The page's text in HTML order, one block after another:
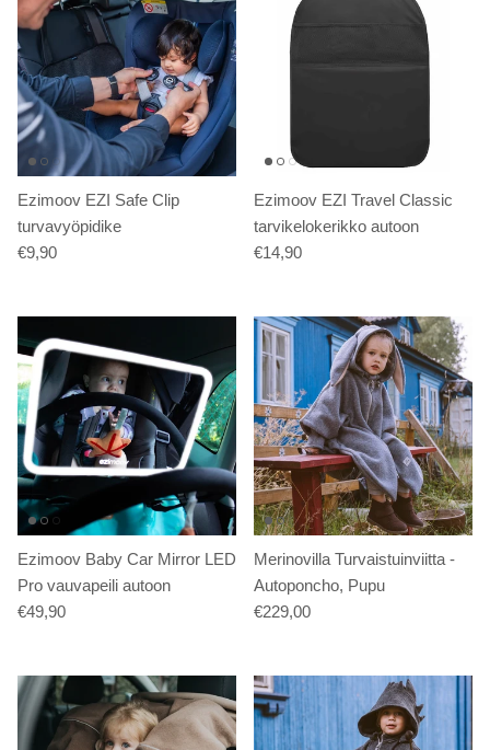
Ezimoov EZI Safe Clip
turvavyöpidike
€9,90
Ezimoov EZI Travel Classic
tarvikelokerikko autoon
€14,90
Ezimoov Baby Car Mirror LED
Pro vauvapeili autoon
€49,90
Merinovilla Turvaistuinviitta -
Autoponcho, Pupu
€229,00